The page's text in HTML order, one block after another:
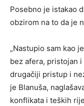
Posebno je istakao
obzirom na to da je
„Nastupio sam kao
bez afera, pristojan
drugačiji pristup i
je Blanuša,
konflikata i teških